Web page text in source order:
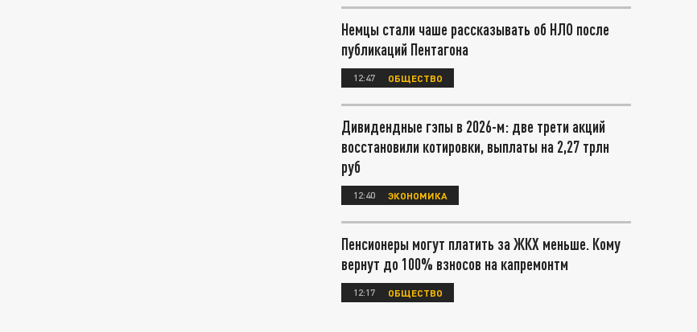
Немцы стали чаше рассказывать об НЛО после
публикаций Пентагона
12:47 ОБЩЕСТВО
Дивидендные гэпы в 2026-м: две трети акций
восстановили котировки, выплаты на 2,27 трлн
руб
12:40 ЭКОНОМИКА
Пенсионеры могут платить за ЖКХ меньше. Кому
вернут до 100% взносов на капремонтм
12:17 ОБЩЕСТВО